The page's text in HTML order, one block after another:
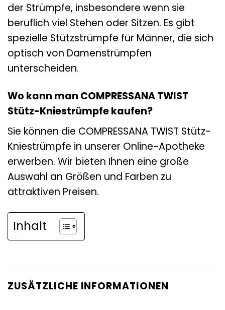
der Strümpfe, insbesondere wenn sie
beruflich viel Stehen oder Sitzen. Es gibt
spezielle Stützstrümpfe für Männer, die sich
optisch von Damenstrümpfen
unterscheiden.
Wo kann man COMPRESSANA TWIST
Stütz-Kniestrümpfe kaufen?
Sie können die COMPRESSANA TWIST Stütz-
Kniestrümpfe in unserer Online-Apotheke
erwerben. Wir bieten Ihnen eine große
Auswahl an Größen und Farben zu
attraktiven Preisen.
Inhalt
ZUSÄTZLICHE INFORMATIONEN